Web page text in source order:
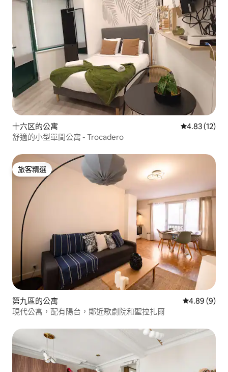
十六区的公寓 從 12 則評價
4.83 (12)
舒適的小型單間公寓 - Trocadero
旅客精選
旅客精選
第九區的公寓 從 9 則評價
4.89 (9)
現代公寓，配有陽台，鄰近歌劇院和聖拉扎爾